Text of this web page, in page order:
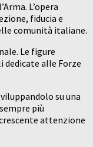
L’opera
fiducia e
comunità italiane.
Le figure
alle Forze
su una
più
attenzione